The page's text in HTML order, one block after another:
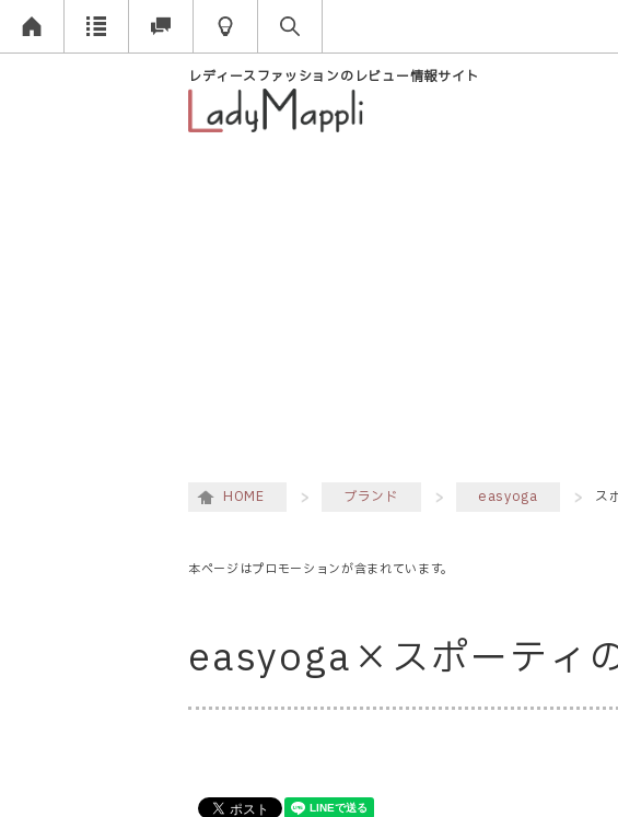
レディースファッションのレビュー情報サイト
HOME ブランド easyoga ス
本ページはプロモーションが含まれています。
easyoga×スポーティ